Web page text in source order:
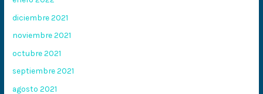
diciembre 2021
noviembre 2021
octubre 2021
septiembre 2021
agosto 2021